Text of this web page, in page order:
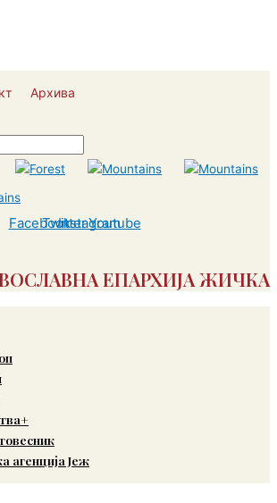
Архива
Facebook
Twitter
Instagram
Youtube
ЕПАРХИЈА ЖИЧКА
агенција Јеж